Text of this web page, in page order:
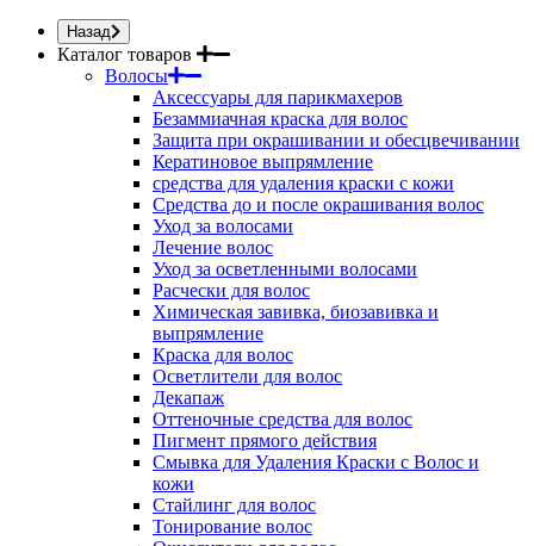
Назад
Каталог товаров
Волосы
Аксессуары для парикмахеров
Безаммиачная краска для волос
Защита при окрашивании и обесцвечивании
Кератиновое выпрямление
средства для удаления краски с кожи
Средства до и после окрашивания волос
Уход за волосами
Лечение волос
Уход за осветленными волосами
Расчески для волос
Химическая завивка, биозавивка и
выпрямление
Краска для волос
Осветлители для волос
Декапаж
Оттеночные средства для волос
Пигмент прямого действия
Смывка для Удаления Краски с Волос и
кожи
Стайлинг для волос
Тонирование волос